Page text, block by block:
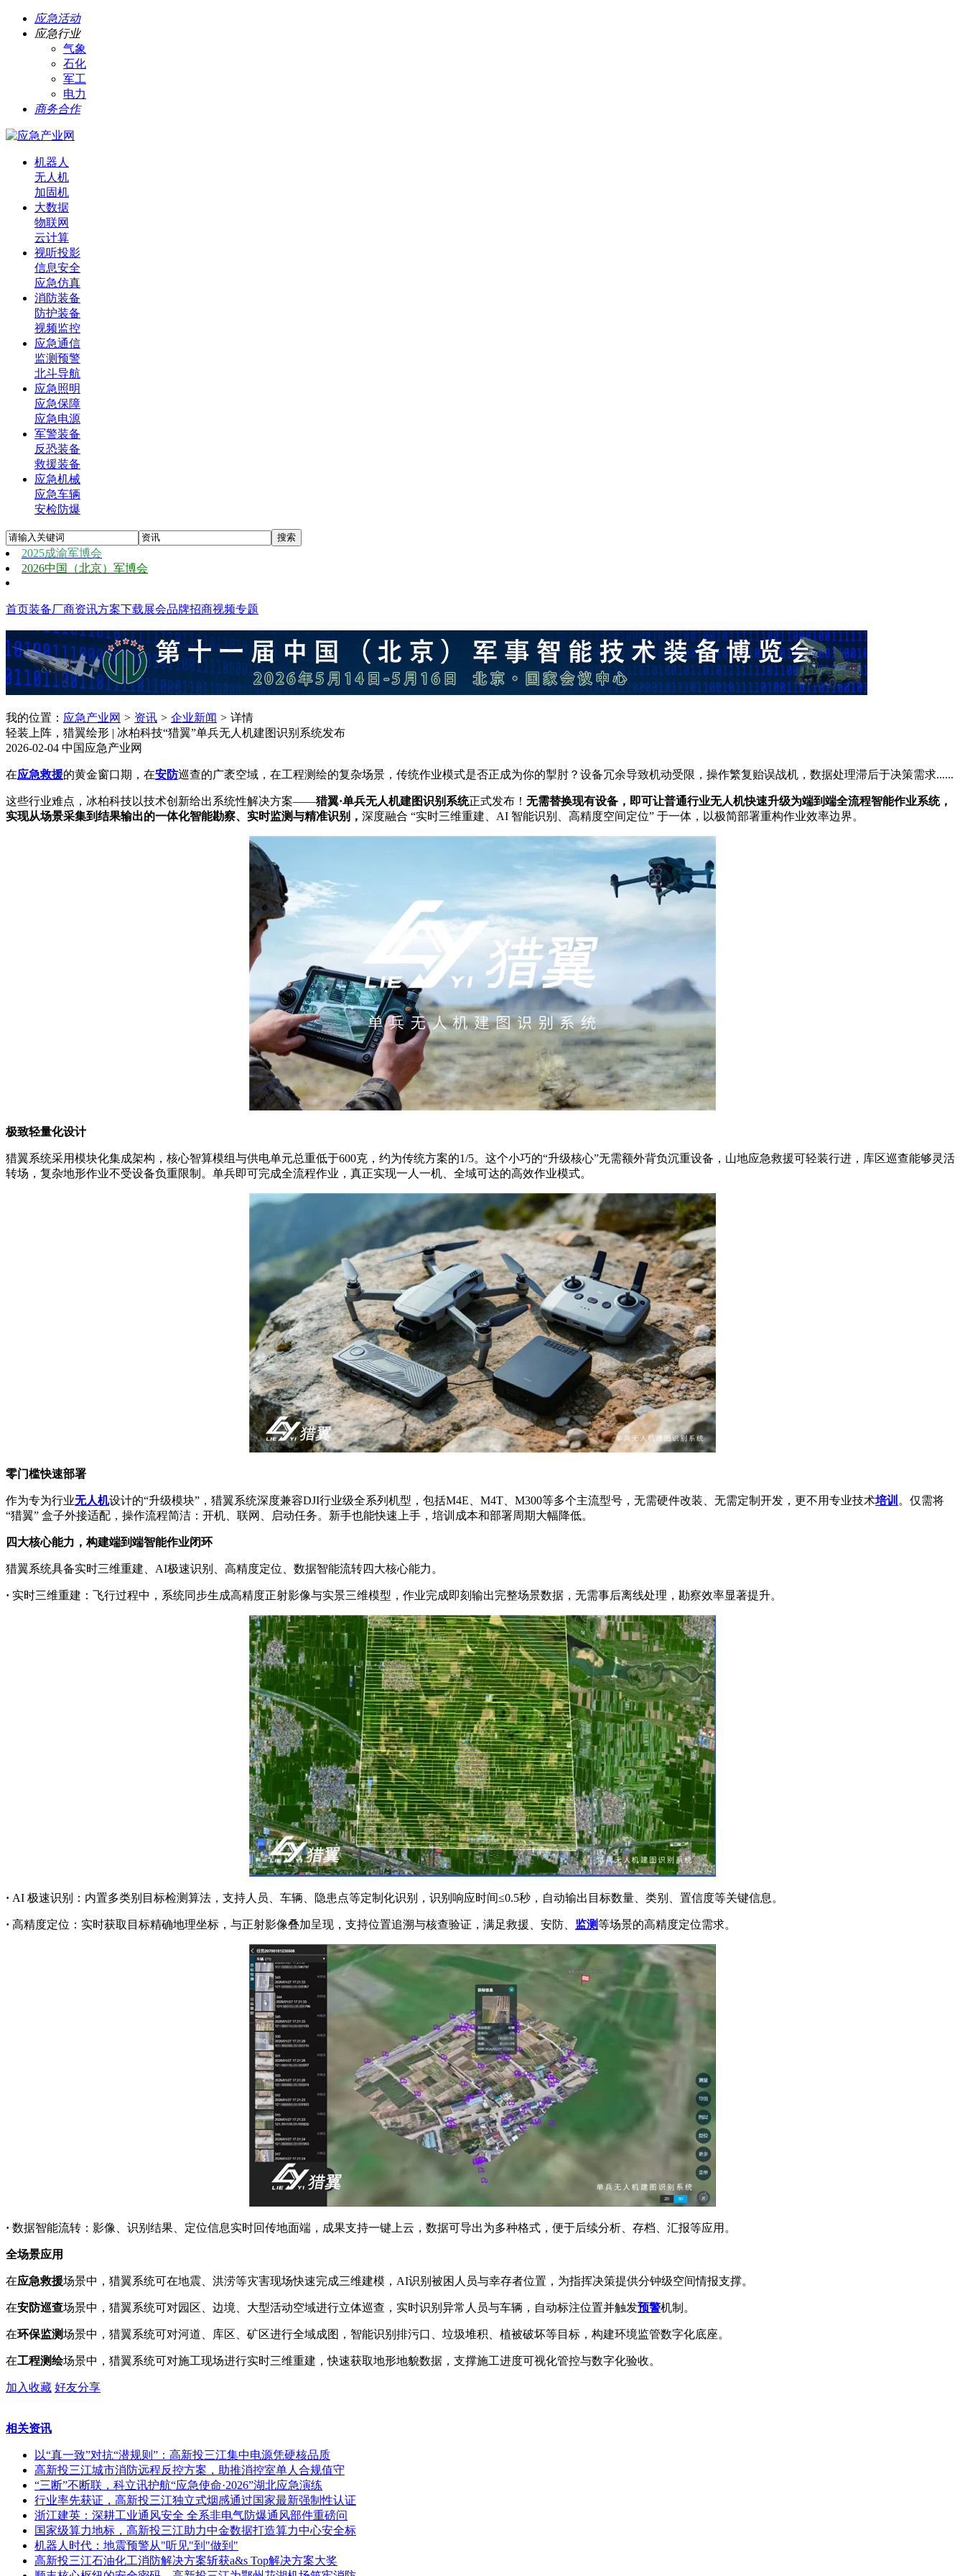
应急活动
应急行业
气象
石化
军工
电力
商务合作
机器人
无人机
加固机
大数据
物联网
云计算
视听投影
信息安全
应急仿真
消防装备
防护装备
视频监控
应急通信
监测预警
北斗导航
应急照明
应急保障
应急电源
军警装备
反恐装备
救援装备
应急机械
应急车辆
安检防爆
2025成渝军博会
2026中国（北京）军博会
首页装备厂商资讯方案下载展会品牌招商视频专题
我的位置： 应急产业网 > 资讯 > 企业新闻 > 详情
轻装上阵，猎翼绘形 | 冰柏科技“猎翼”单兵无人机建图识别系统发布
2026-02-04 中国应急产业网
在应急救援的黄金窗口期，在安防巡查的广袤空域，在工程测绘的复杂场景，传统作业模式是否正成为你的掣肘？设备冗余导致机动受限，操作繁复贻误战机，数据处理滞后于决策需求......
这些行业难点，冰柏科技以技术创新给出系统性解决方案——猎翼·单兵无人机建图识别系统正式发布！ 无需替换现有设备，即可让普通行业无人机快速升级为端到端全流程智能作业系统，
实现从场景采集到结果输出的一体化智能勘察、实时监测与精准识别， 深度融合 “实时三维重建、AI 智能识别、高精度空间定位” 于一体，以极简部署重构作业效率边界。
极致轻量化设计
猎翼系统采用模块化集成架构，核心智算模组与供电单元总重低于600克，约为传统方案的1/5。这个小巧的“升级核心”无需额外背负沉重设备，山地应急救援可轻装行进，库区巡查能够灵活
转场，复杂地形作业不受设备负重限制。单兵即可完成全流程作业，真正实现一人一机、全域可达的高效作业模式。
零门槛快速部署
作为专为行业无人机设计的“升级模块”，猎翼系统深度兼容DJI行业级全系列机型，包括M4E、M4T、M300等多个主流型号，无需硬件改装、无需定制开发，更不用专业技术培训 。仅需将
“猎翼” 盒子外接适配，操作流程简洁：开机、联网、启动任务。新手也能快速上手，培训成本和部署周期大幅降低。
四大核心能力，构建端到端智能作业闭环
猎翼系统具备实时三维重建、AI极速识别、高精度定位、数据智能流转四大核心能力。
· 实时三维重建：飞行过程中，系统同步生成高精度正射影像与实景三维模型，作业完成即刻输出完整场景数据，无需事后离线处理，勘察效率显著提升。
· AI 极速识别：内置多类别目标检测算法，支持人员、车辆、隐患点等定制化识别，识别响应时间≤0.5秒，自动输出目标数量、类别、置信度等关键信息。
· 高精度定位：实时获取目标精确地理坐标，与正射影像叠加呈现，支持位置追溯与核查验证，满足救援、安防、 监测等场景的高精度定位需求。
· 数据智能流转：影像、识别结果、定位信息实时回传地面端，成果支持一键上云，数据可导出为多种格式，便于后续分析、存档、汇报等应用。
全场景应用
在应急救援场景中，猎翼系统可在地震、洪涝等灾害现场快速完成三维建模，AI识别被困人员与幸存者位置，为指挥决策提供分钟级空间情报支撑。
在安防巡查场景中，猎翼系统可对园区、边境、大型活动空域进行立体巡查，实时识别异常人员与车辆，自动标注位置并触发预警机制。
在环保监测场景中，猎翼系统可对河道、库区、矿区进行全域成图，智能识别排污口、垃圾堆积、植被破坏等目标，构建环境监管数字化底座。
在工程测绘场景中，猎翼系统可对施工现场进行实时三维重建，快速获取地形地貌数据，支撑施工进度可视化管控与数字化验收。
加入收藏 好友分享
相关资讯
以“真一致”对抗“潜规则”：高新投三江集中电源凭硬核品质
高新投三江城市消防远程反控方案，助推消控室单人合规值守
“三断”不断联，科立讯护航“应急使命·2026”湖北应急演练
行业率先获证，高新投三江独立式烟感通过国家最新强制性认证
浙江建英：深耕工业通风安全 全系非电气防爆通风部件重磅问
国家级算力地标，高新投三江助力中金数据打造算力中心安全标
机器人时代：地震预警从"听见"到"做到"
高新投三江石油化工消防解决方案斩获a&s Top解决方案大奖